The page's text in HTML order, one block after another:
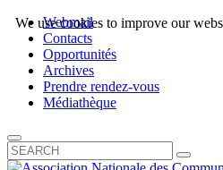
Webmail
Contacts
Opportunités
Archives
Prendre rendez-vous
Médiathèque
We use cookies to improve our